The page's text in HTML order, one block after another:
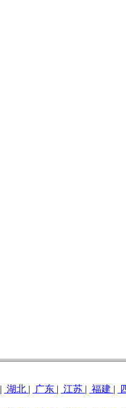
| 湖北 | 广东 | 江苏 | 福建 |